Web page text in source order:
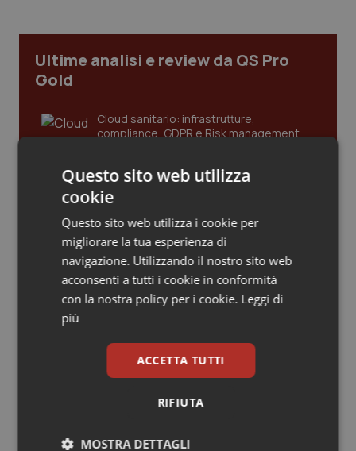
Marche
Molise
Piemonte
Provincia Autonoma di Bolzano
Provincia Autonoma di Trento
Puglia
Sardegna
Sicilia
Donna & Salute
Epatiti
HIV
Infezioni & Febbre
Ipertensione & Scompenso
Malattie rare
Malattia di Crohn & Rettocolite Ulcerosa
Neuroscienze & patologie neurodegenerative
Ultime analisi e review da QS Pro
Gold
Cloud sanitario: infrastrutture,
compliance, GDPR e Risk management
Gestione dell'Ipertensione resistente:
Leadership Infermieristica 2026: nuovi
modelli di responsabilità e autonomia
Leadership Medica 2026: guidare team
clinici ad alte prestazioni
odontoiatrico: applicazioni concrete e
Questo sito web utilizza
cookie
Questo sito web utilizza i cookie per
migliorare la tua esperienza di
navigazione. Utilizzando il nostro sito web
acconsenti a tutti i cookie in conformità
con la nostra policy per i cookie. Leggi di
più
ACCETTA TUTTI
RIFIUTA
MOSTRA DETTAGLI